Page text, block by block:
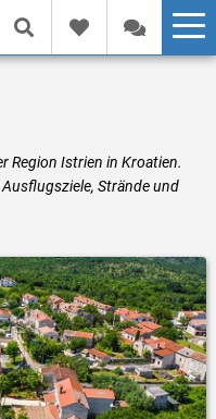
Region Istrien in Kroatien.
Strände und